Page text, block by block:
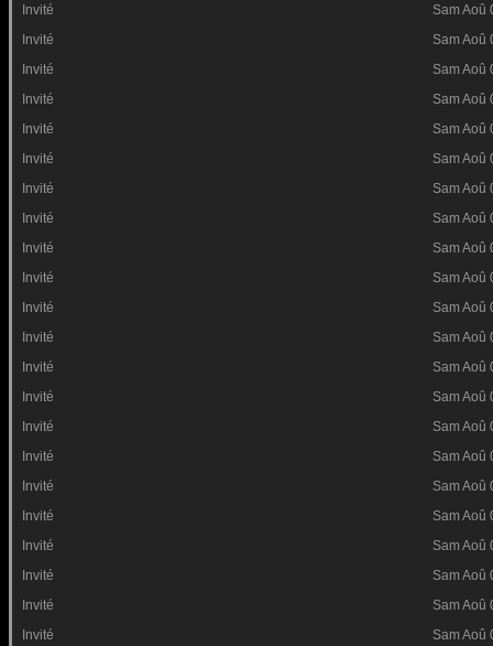
Invité
Sam Aoû
Invité
Sam Aoû
Invité
Sam Aoû
Invité
Sam Aoû
Invité
Sam Aoû
Invité
Sam Aoû
Invité
Sam Aoû
Invité
Sam Aoû
Invité
Sam Aoû
Invité
Sam Aoû
Invité
Sam Aoû
Invité
Sam Aoû
Invité
Sam Aoû
Invité
Sam Aoû
Invité
Sam Aoû
Invité
Sam Aoû
Invité
Sam Aoû
Invité
Sam Aoû
Invité
Sam Aoû
Invité
Sam Aoû
Invité
Sam Aoû
Invité
Sam Aoû